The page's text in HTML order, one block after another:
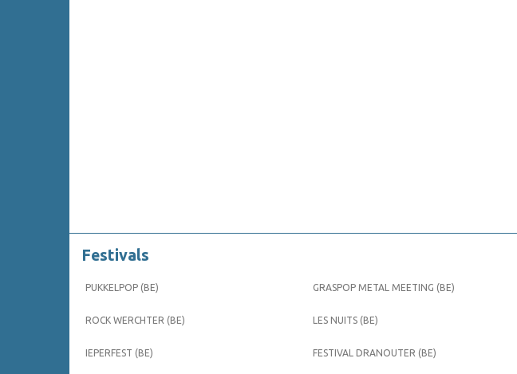
Festivals
PUKKELPOP (BE)
ROCK WERCHTER (BE)
IEPERFEST (BE)
GRASPOP METAL MEETING (BE)
LES NUITS (BE)
FESTIVAL DRANOUTER (BE)